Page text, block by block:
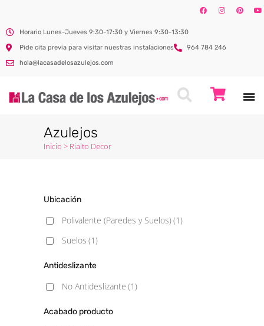
Horario Lunes-Jueves 9:30-17:30 y Viernes 9:30-13:30
Pide cita previa para visitar nuestras instalaciones
964 784 246
hola@lacasadelosazulejos.com
Azulejos
Inicio > Rialto Decor
Ubicación
Polivalente (Paredes y Suelos)(1)
Suelos (1)
Antideslizante
No Antideslizante (1)
Acabado producto